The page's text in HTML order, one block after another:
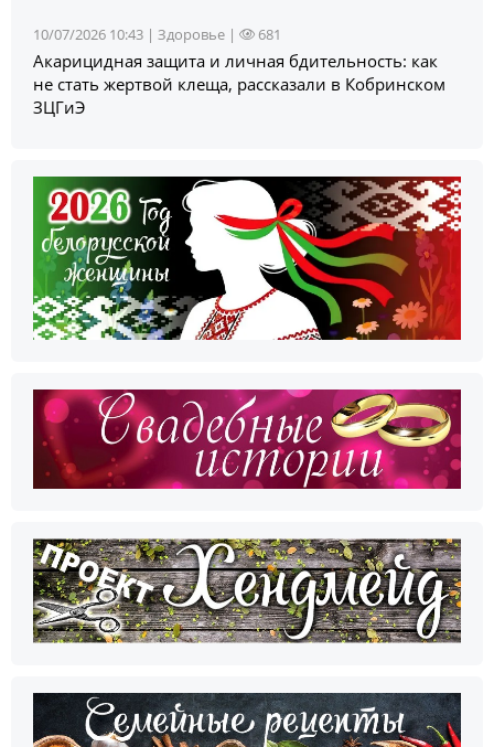
10/07/2026 10:43 | Здоровье | 681
Акарицидная защита и личная бдительность: как
не стать жертвой клеща, рассказали в Кобринском
ЗЦГиЭ